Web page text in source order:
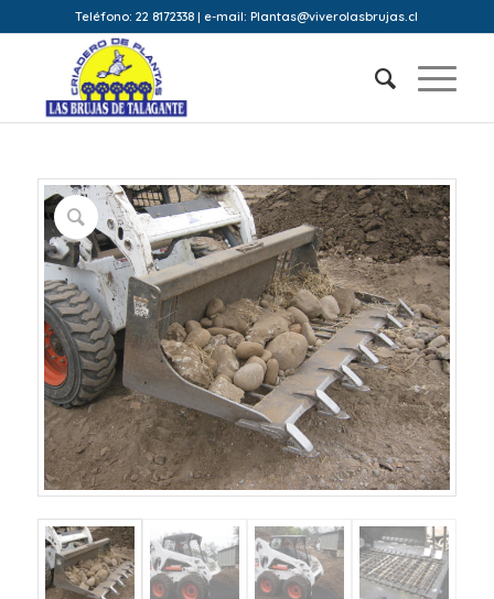
Teléfono: 22 8172338 | e-mail: Plantas@viverolasbrujas.cl